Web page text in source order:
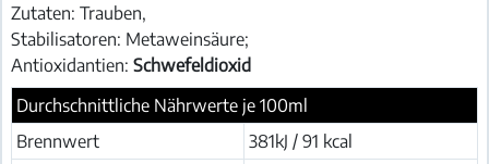
Zutaten: Trauben,
Stabilisatoren: Metaweinsäure;
Antioxidantien: Schwefeldioxid
Durchschnittliche Nährwerte je 100ml
Brennwert
381kJ / 91 kcal